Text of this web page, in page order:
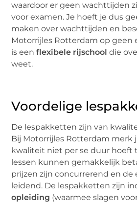
waardoor er geen wachttijden
voor examen. Je hoeft je dus
maken over wachttijden en
Motorrijles Rotterdam op geen
is eenflexibele rijschool die
weet.
Voordelige
De lespakketten zijn van
Bij Motorrijles Rotterdam merk
kwaliteit niet per se duur hoeft
lessen kunnen gemakkelijk
prijzen zijn concurrerend en de
leidend. De lespakketten zijn
opleiding (waarmee slagen